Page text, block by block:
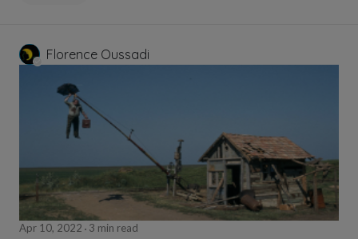
Florence Oussadi
Apr 10, 2022 3 min read